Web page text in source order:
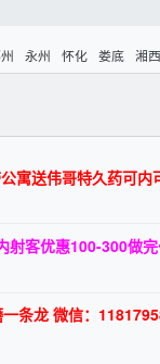
永州 怀化 娄底 湘西
寓送伟哥特久药可
射客优惠100-300做
一条龙 微信：